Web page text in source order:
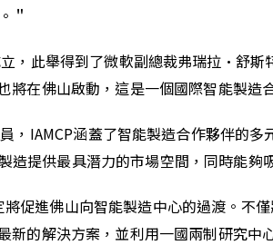
＂
，此舉得到了微軟副總裁弗瑞拉·舒
在佛山啟動，這是一個國際智能製造
IAMCP涵蓋了智能製造合作夥伴的
提供最具潛力的市場空間，同時能夠
促進佛山向智能製造中心的過渡。不
的解決方案，並利用一國兩制研究